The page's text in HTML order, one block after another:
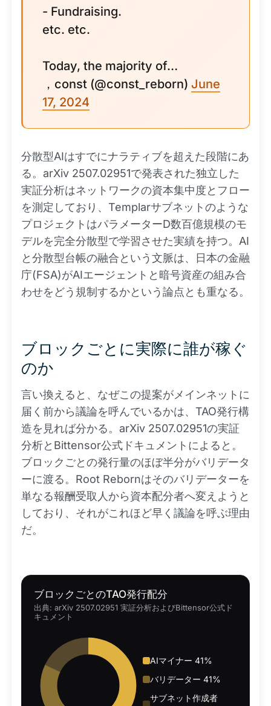
- Fundraising.
etc. etc.
Today, the majority of…
，const (@const_reborn) June
17, 2024
分散型AIはすでにナラティブを超えた段階にあ
る。arXiv 2507.02951で発表された独立した
実証分析はネットワークの資本集中度とフロー
を測定しており、Templarサブネットのような
プロジェクトはパラメーターD数百億規模のモ
デルを完全分散型で学習させた実績を持つ。AI
と分散型台帳の融合という文脈は、日本の金融
庁(FSA)がAIエージェントと暗号資産の組み合
わせをどう規制するかという論点とも重なる。
ブロックごとに実際に誰が稼ぐ
のか
言い換えると、なぜこの提案がメインネットに
届く前から議論を呼んでいるかは、TAO発行構
造を見れば分かる。arXiv 2507.02951の実証
分析とBittensor公式ドキュメントによると。
ブロックごとの発行量のほぼ半分がバリデータ
ーに渡る。Root Rebornはそのバリデーターを
単なる報酬受取人から資本配分者へ変えようと
しており、それがこれほど早く議論を呼ぶ理由
だ。
ブロックごとのTAO発行配分
出典: arXiv 2507.02951 実証分析およびBittensor公式ド
キュメント
AIマイナー 41%
バリデーター 41%
サブネット作成者